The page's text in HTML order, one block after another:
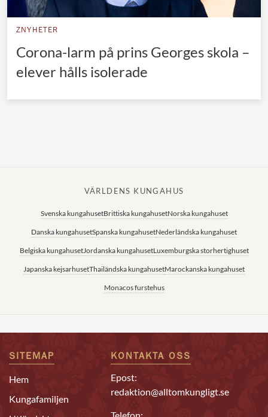
Jordanska kungahuset
Japanska kejsarhuset
Thailändska kungahuset
ZNYHETER
Corona-larm på prins Georges skola –
elever hålls isolerade
VÄRLDENS KUNGAHUS
Svenska kungahusetBrittiska kungahusetNorska kungahuset
Danska kungahusetSpanska kungahusetNederländska kungahuset
Belgiska kungahusetJordanska kungahusetLuxemburgska storhertighuset
Japanska kejsarhusetThailändska kungahusetMarockanska kungahuset
Monacos furstehus
SITEMAP
Hem
Kungafamiljen
KONTAKTA OSS
Epost:
redaktion@alltomkungligt.se